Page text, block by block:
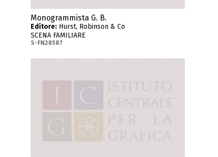
Monogrammista G. B.
Editore: Hurst, Robinson & Co
SCENA FAMILIARE
S-FN28587